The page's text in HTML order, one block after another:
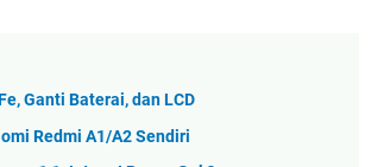
Ganti Baterai, dan LCD
Redmi A1/A2 Sendiri